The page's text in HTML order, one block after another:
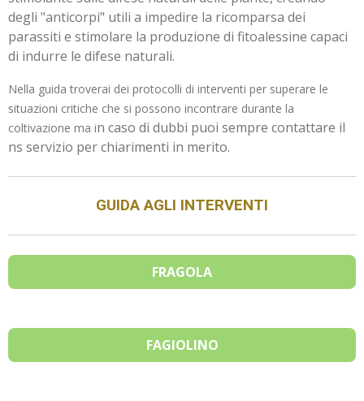
degli "anticorpi" utili a impedire la ricomparsa dei
parassiti e stimolare la produzione di fitoalessine capaci
di indurre le difese naturali.
Nella guida troverai dei protocolli di interventi per superare le
situazioni critiche che si possono incontrare durante la
coltivazione ma in caso di dubbi puoi sempre contattare il
ns servizio per chiarimenti in merito.
GUIDA AGLI INTERVENTI
FRAGOLA
FAGIOLINO